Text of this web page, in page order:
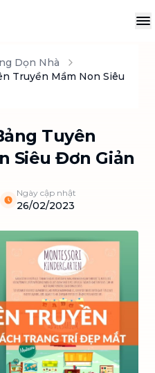
Dọn Nhà
Truyền Mầm Non Siêu
Tuyên
Siêu Đơn Giản
Ngày cập nhật
26/02/2023